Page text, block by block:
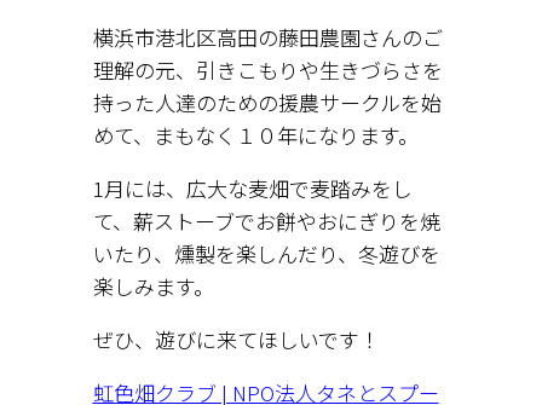
横浜市港北区高田の藤田農園さんのご
理解の元、引きこもりや生きづらさを
持った人達のための援農サークルを始
めて、まもなく１０年になります。
1月には、広大な麦畑で麦踏みをし
て、薪ストーブでお餅やおにぎりを焼
いたり、燻製を楽しんだり、冬遊びを
楽しみます。
ぜひ、遊びに来てほしいです！
虹色畑クラブ | NPO法人タネとスプー